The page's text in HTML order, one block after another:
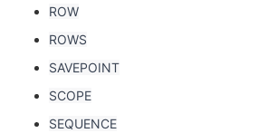
ROW
ROWS
SAVEPOINT
SCOPE
SEQUENCE